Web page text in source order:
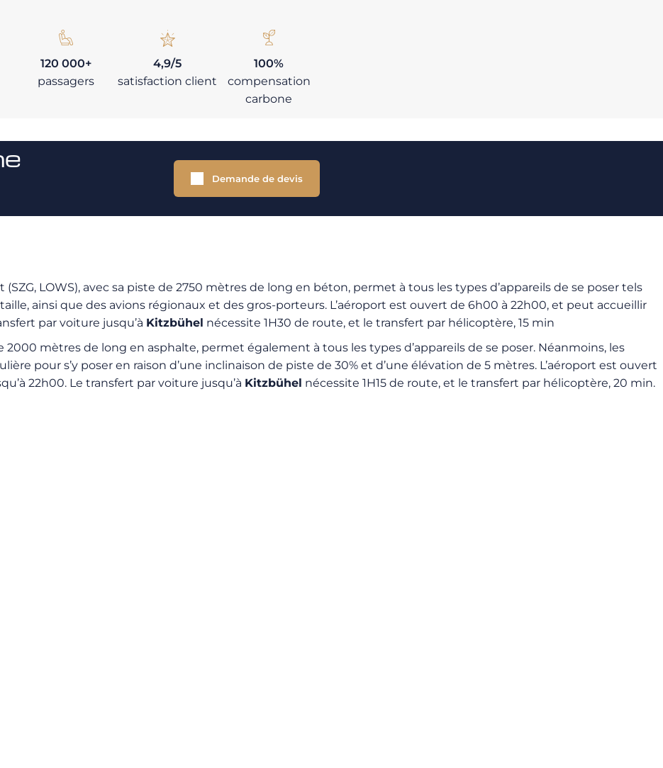
120 000+
passagers
4,9/5
satisfaction client
100%
compensation
carbone
Demande de devis
LOWS), avec sa piste de 2750 mètres de long en béton, permet à tous les types d’appareils de se poser tels
ainsi que des avions régionaux et des gros-porteurs. L’aéroport est ouvert de 6h00 à 22h00, et peut accueillir
par voiture jusqu’à Kitzbühel nécessite 1H30 de route, et le transfert par hélicoptère, 15 min
2000 mètres de long en asphalte, permet également à tous les types d’appareils de se poser. Néanmoins, les
pour s’y poser en raison d’une inclinaison de piste de 30% et d’une élévation de 5 mètres. L’aéroport est ouvert
22h00. Le transfert par voiture jusqu’à Kitzbühel nécessite 1H15 de route, et le transfert par hélicoptère, 20 min.